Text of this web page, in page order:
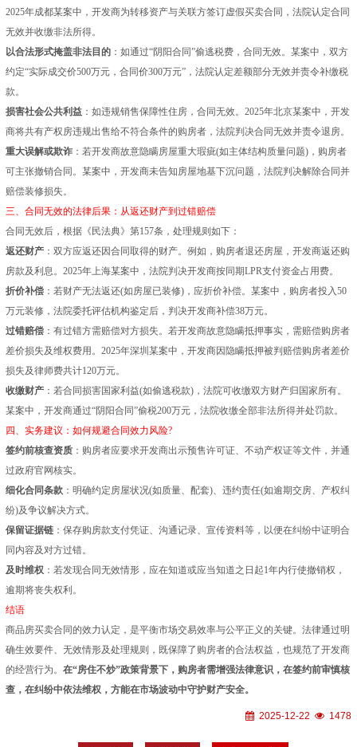
2025年成都某案中，开发商为转移资产与关联方签订虚假买卖合同，法院认定合同
无效并收缴非法所得。
以合法形式掩盖非法目的：如通过“阴阳合同”偷逃税费，合同无效。某案中，双方
约定“实际成交价500万元，合同价300万元”，法院认定差额部分无效并责令补缴税
款。
损害社会公共利益：如违规销售保障性住房，合同无效。2025年北京某案中，开发
商将共有产权房违规出售给不符合条件的购房者，法院判决合同无效并责令退房。
重大误解或欺诈：若开发商故意隐瞒房屋重大瑕疵(如主体结构质量问题)，购房者
可主张撤销合同。某案中，开发商未告知房屋地基下沉问题，法院判决解除合同并
赔偿装修损失。
三、合同无效的法律后果：从返还财产到过错赔偿
合同无效后，根据《民法典》第157条，处理规则如下：
返还财产：双方应返还因合同取得的财产。例如，购房者退还房屋，开发商返还购
房款及利息。2025年上海某案中，法院判决开发商按同期LPR支付资金占用费。
折价补偿：若财产无法返还(如房屋已装修)，应折价补偿。某案中，购房者投入50
万元装修，法院委托评估机构鉴定后，判决开发商补偿38万元。
过错赔偿：有过错方需赔偿对方损失。若开发商故意隐瞒抵押事实，需赔偿购房者
差价损失及维权费用。2025年深圳某案中，开发商因隐瞒抵押被判赔偿购房者差价
损失及律师费共计120万元。
收缴财产：若合同损害国家利益(如偷逃税款)，法院可收缴双方财产归国家所有。
某案中，开发商通过“阴阳合同”偷税200万元，法院收缴全部非法所得并处罚款。
四、实务建议：如何规避合同效力风险?
签约前核查资质：购房者应要求开发商出示预售许可证、不动产权证等文件，并通
过政府官网核实。
细化合同条款：明确约定房屋状况(如质量、配套)、违约责任(如逾期交房、产权纠
纷)及争议解决方式。
保留证据链：保存购房款支付凭证、沟通记录、宣传资料等，以便在纠纷中证明合
同内容及对方过错。
及时维权：若发现合同无效情形，应在知道或应当知道之日起1年内行使撤销权，
逾期将丧失权利。
结语
商品房买卖合同的效力认定，是平衡市场交易效率与公平正义的关键。法律通过明
确生效要件、无效情形及处理规则，既保障了购房者的合法权益，也规范了开发商
的经营行为。 在“房住不炒”政策背景下，购房者需增强法律意识，在签约前审慎核
查，在纠纷中依法维权，方能在市场波动中守护财产安全。
2025-12-22 1478